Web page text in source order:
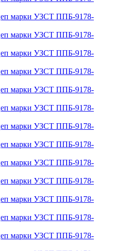
марки УЗСТ ППБ-9178-
марки УЗСТ ППБ-9178-
марки УЗСТ ППБ-9178-
марки УЗСТ ППБ-9178-
марки УЗСТ ППБ-9178-
марки УЗСТ ППБ-9178-
марки УЗСТ ППБ-9178-
марки УЗСТ ППБ-9178-
марки УЗСТ ППБ-9178-
марки УЗСТ ППБ-9178-
марки УЗСТ ППБ-9178-
марки УЗСТ ППБ-9178-
марки УЗСТ ППБ-9178-